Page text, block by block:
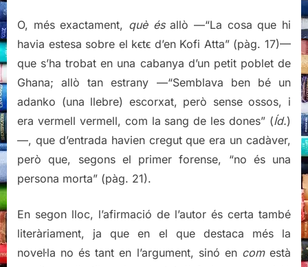
O, més exactament, què ésallò —“La cosa que hi
havia estesa sobre el kϵtϵ d’en Kofi Atta”(pàg. 17)—
que s’ha trobat en una cabanya d’un petit poblet de
Ghana; allò tan estrany —“Semblava ben bé un
adanko (una llebre) escorxat, però sense ossos, i
era vermell vermell, com la sang de les dones” (Íd.)
—, que d’entrada havien cregut que era un cadàver,
però que, segons el primer forense, “no és una
persona morta” (pàg. 21).
En segon lloc, l’afirmació de l’autor és certa també
literàriament, ja que en el que destaca més la
novel·la no és tant en l’argument, sinó en comestà